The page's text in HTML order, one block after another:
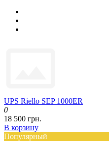
UPS Riello SEP 1000ER
0
18 500 грн.
В корзину
Популярный